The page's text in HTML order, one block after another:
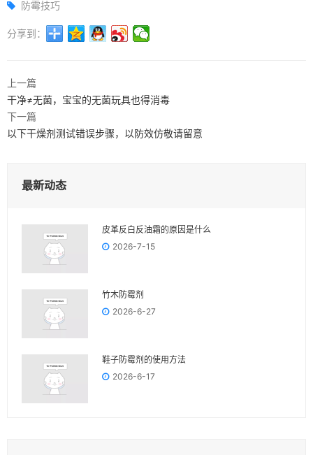
防霉技巧
分享到：
上一篇
干净≠无菌，宝宝的无菌玩具也得消毒
下一篇
以下干燥剂测试错误步骤，以防效仿敬请留意
最新动态
皮革反白反油霜的原因是什么
2026-7-15
竹木防霉剂
2026-6-27
鞋子防霉剂的使用方法
2026-6-17